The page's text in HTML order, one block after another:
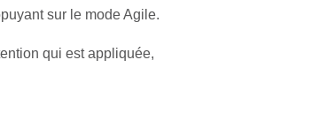
sur le mode Agile.
qui est appliquée,